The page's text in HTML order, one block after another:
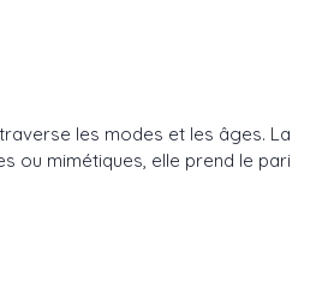
les modes et les âges. La
ou mimétiques, elle prend le pari